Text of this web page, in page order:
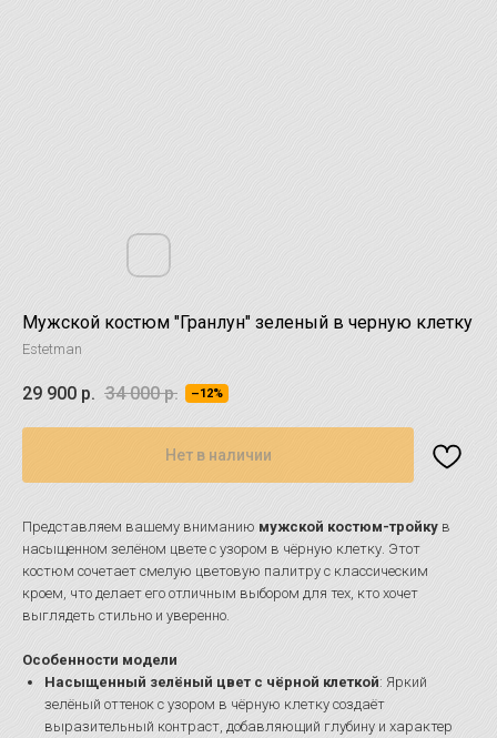
Мужской костюм "Гранлун" зеленый в черную клетку
Estetman
29 900 р. 34 000 р. –12%
Нет в наличии
Представляем вашему вниманию мужской костюм-тройку в
насыщенном зелёном цвете с узором в чёрную клетку. Этот
костюм сочетает смелую цветовую палитру с классическим
кроем, что делает его отличным выбором для тех, кто хочет
выглядеть стильно и уверенно.
Особенности модели
Насыщенный зелёный цвет с чёрной клеткой: Яркий
зелёный оттенок с узором в чёрную клетку создаёт
выразительный контраст, добавляющий глубину и характер